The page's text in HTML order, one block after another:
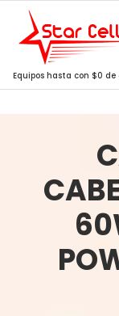
Saltar
contenido
Equipos hasta con $0